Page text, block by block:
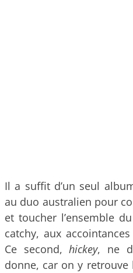
Il a suffit d’un seul
au duo australien pour
et toucher l’ensemble
catchy, aux
Ce second,hickey, ne
donne, car on y